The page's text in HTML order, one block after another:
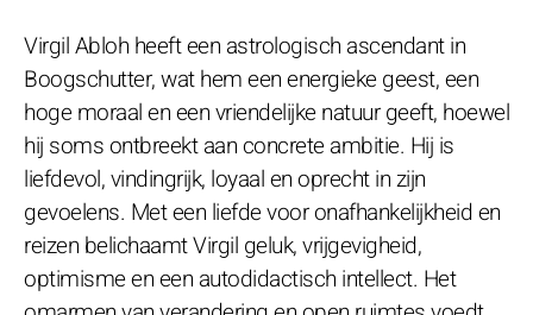
Virgil Abloh heeft een astrologisch ascendant in
Boogschutter, wat hem een energieke geest, een
hoge moraal en een vriendelijke natuur geeft, hoewel
hij soms ontbreekt aan concrete ambitie. Hij is
liefdevol, vindingrijk, loyaal en oprecht in zijn
gevoelens. Met een liefde voor onafhankelijkheid en
reizen belichaamt Virgil geluk, vrijgevigheid,
optimisme en een autodidactisch intellect. Het